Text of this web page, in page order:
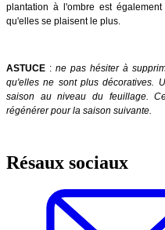
plantation à l'ombre est
qu'elles se plaisent le plus.
ASTUCE : ne pas hésiter à
qu'elles ne sont plus décoratives.
saison au niveau du feuillage.
régénérer pour la saison suivante.
Résaux sociaux